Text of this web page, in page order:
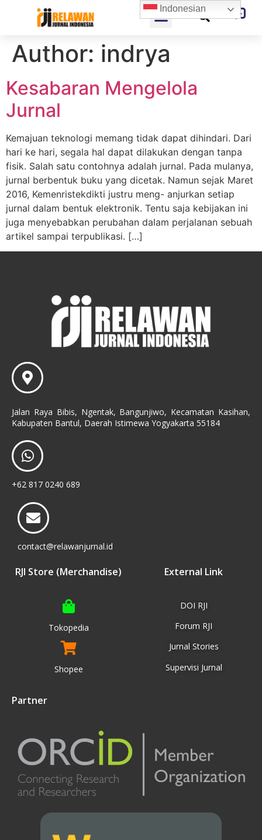
Author: indrya
Kesabaran Mengelola
Jurnal
Kemajuan teknologi memang tidak dapat dihindari. Dari
hari ke hari, segala hal dapat dilakukan dengan tanpa
fisik. Salah satu contohnya adalah jurnal. Pada mulanya,
jurnal berbentuk buku yang dicetak. Namun sejak Maret
2016, Kemenristekdikti justru meng- anjurkan setiap
jurnal dalam bentuk elektronik. Tentu saja kebijakan ini
juga menyebabkan perubahan dalam perjalanan sebuah
artikel sampai terpublikasi. […]
Jalan Raya Bibis, Ngentak, Bangunjiwo, Kecamatan Kasihan,
Kabupaten Bantul, Daerah Istimewa Yogyakarta 55184
+62 817 0240 689
contact@relawanjurnal.id
RJI Store (Merchandise)
Tokopedia
Shopee
External Link
DOI RJI
Forum RJI
Jurnal Stories
Supervisi Jurnal
Partner
Indonesian